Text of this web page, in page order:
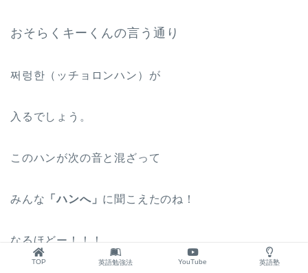
おそらくキーくんの言う通り
쩌렁한（ッチョロンハン）が
入るでしょう。
このハンが次の音と混ざって
みんな 「ハンへ」 に聞こえたのね！
なるほどー！！！
TOP 英語勉強法 YouTube 英語塾